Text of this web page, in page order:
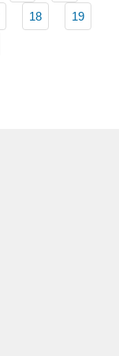
18 19